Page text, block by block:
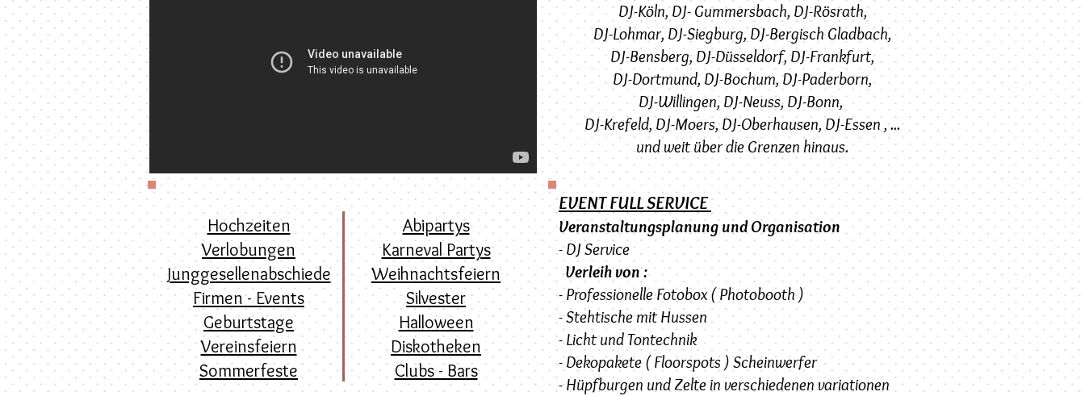
Hochzeiten
Verlobungen
Junggesellenabschiede
Firmen - Events
Geburtstage
Vereinsfeiern
Sommerfeste
Abipartys
Karneval Partys
Weihnachtsfeiern
Silvester
Halloween
Diskotheken
Clubs - Bars
DJ-Köln,DJ-Gummersbach, DJ-Rösrath,
DJ-Lohmar, DJ-Siegburg,DJ-Bergisch Gladbach,
DJ-Bensberg, DJ-Düsseldorf,DJ-Frankfurt,
DJ-Dortmund, DJ-Bochum, DJ-Paderborn,
DJ-Willingen, DJ-Neuss, DJ-Bonn,
DJ-Krefeld, DJ-Moers,DJ-Oberhausen,DJ-Essen, ...
und weit über die Grenzen hinaus.
EVENT FULL SERVICE
Veranstaltungsplanung und Organisation
- DJ Service
Verleih von :
- Professionelle Fotobox ( Photobooth )
- Stehtische mit Hussen
- Licht und Tontechnik
- Dekopakete ( Floorspots ) Scheinwerfer
- Hüpfburgen und Zelte in verschiedenen variationen